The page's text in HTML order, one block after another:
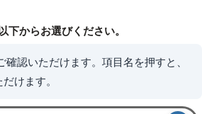
下からお選びください。
認いただけます。項目名を押すと、
けます。